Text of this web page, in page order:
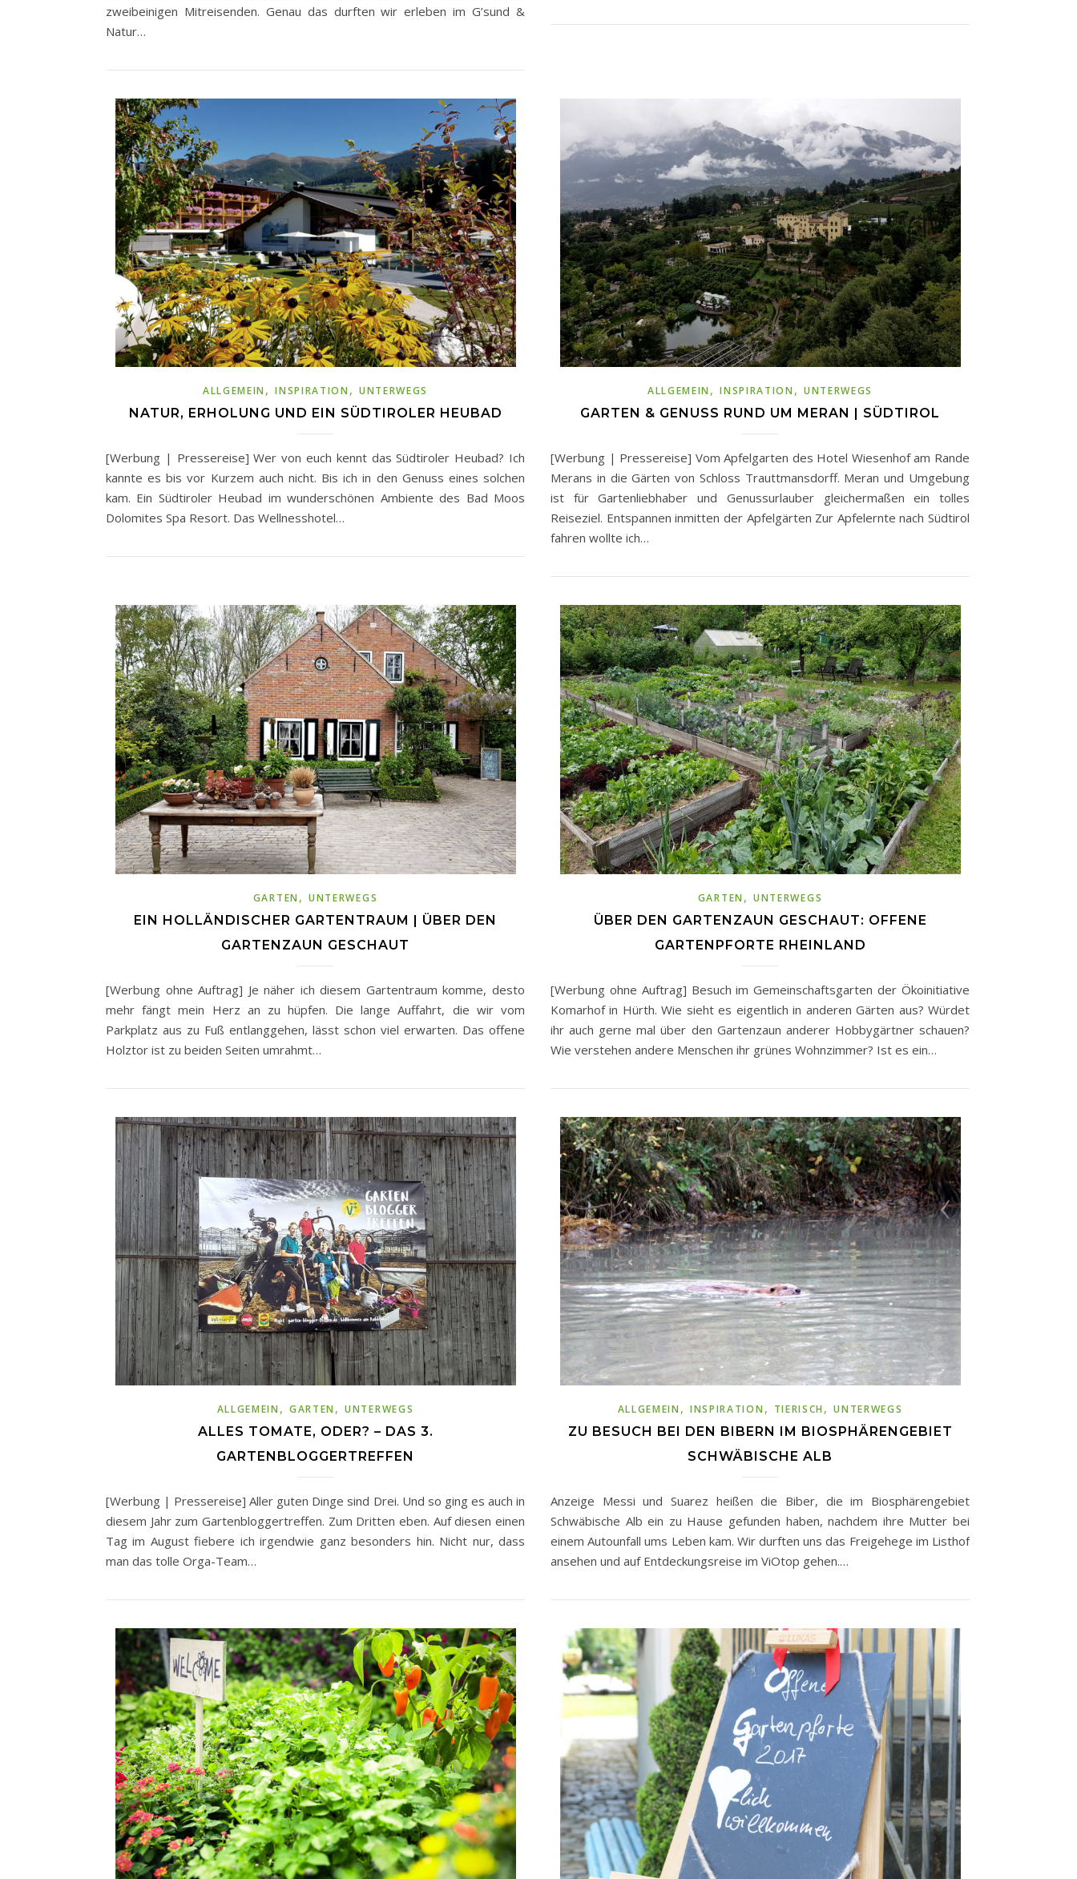
zweibeinigen Mitreisenden. Genau das durften wir erleben im G’sund &
Natur…
ALLGEMEIN ,INSPIRATION , UNTERWEGS
NATUR, ERHOLUNG UND EIN SÜDTIROLER HEUBAD
[Werbung | Pressereise] Wer von euch kennt das Südtiroler Heubad? Ich
kannte es bis vor Kurzem auch nicht. Bis ich in den Genuss eines solchen
kam. Ein Südtiroler Heubad im wunderschönen Ambiente des Bad Moos
Dolomites Spa Resort. Das Wellnesshotel…
ALLGEMEIN ,INSPIRATION , UNTERWEGS
GARTEN & GENUSS RUND UM MERAN | SÜDTIROL
[Werbung | Pressereise] Vom Apfelgarten des Hotel Wiesenhof am Rande
Merans in die Gärten von Schloss Trauttmansdorff. Meran und Umgebung
ist für Gartenliebhaber und Genussurlauber gleichermaßen ein tolles
Reiseziel. Entspannen inmitten der Apfelgärten Zur Apfelernte nach Südtirol
fahren wollte ich…
GARTEN , UNTERWEGS
EIN HOLLÄNDISCHER GARTENTRAUM | ÜBER DEN
GARTENZAUN GESCHAUT
[Werbung ohne Auftrag] Je näher ich diesem Gartentraum komme, desto
mehr fängt mein Herz an zu hüpfen. Die lange Auffahrt, die wir vom
Parkplatz aus zu Fuß entlanggehen, lässt schon viel erwarten. Das offene
Holztor ist zu beiden Seiten umrahmt…
GARTEN , UNTERWEGS
ÜBER DEN GARTENZAUN GESCHAUT: OFFENE
GARTENPFORTE RHEINLAND
[Werbung ohne Auftrag] Besuch im Gemeinschaftsgarten der Ökoinitiative
Komarhof in Hürth. Wie sieht es eigentlich in anderen Gärten aus? Würdet
ihr auch gerne mal über den Gartenzaun anderer Hobbygärtner schauen?
Wie verstehen andere Menschen ihr grünes Wohnzimmer? Ist es ein…
ALLGEMEIN , GARTEN ,UNTERWEGS
ALLES TOMATE, ODER? – DAS 3.
GARTENBLOGGERTREFFEN
[Werbung | Pressereise] Aller guten Dinge sind Drei. Und so ging es auch in
diesem Jahr zum Gartenbloggertreffen. Zum Dritten eben. Auf diesen einen
Tag im August fiebere ich irgendwie ganz besonders hin. Nicht nur, dass
man das tolle Orga-Team…
ALLGEMEIN , INSPIRATION , TIERISCH ,UNTERWEGS
ZU BESUCH BEI DEN BIBERN IM BIOSPHÄRENGEBIET
SCHWÄBISCHE ALB
Anzeige Messi und Suarez heißen die Biber, die im Biosphärengebiet
Schwäbische Alb ein zu Hause gefunden haben, nachdem ihre Mutter bei
einem Autounfall ums Leben kam. Wir durften uns das Freigehege im Listhof
ansehen und auf Entdeckungsreise im ViOtop gehen.…